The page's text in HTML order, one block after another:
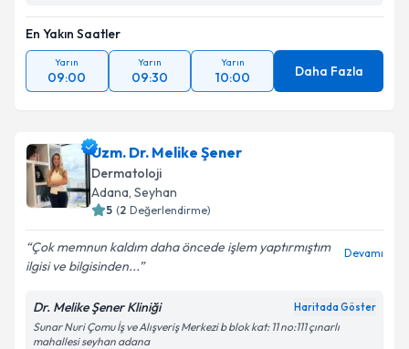
En Yakın Saatler
Yarın
09:00
Yarın
09:30
Yarın
10:00 Daha Fazla
Uzm. Dr. Melike Şener
Dermatoloji
Adana, Seyhan
5 (2 Değerlendirme)
Çok memnun kaldım daha öncede işlem yaptırmıştım
ilgisi ve bilgisinden...
Devamı
Dr. Melike Şener Kliniği Haritada Göster
Sunar Nuri Çomu İş ve Alışveriş Merkezi b blok kat: 11 no:111 çınarlı
mahallesi seyhan adana